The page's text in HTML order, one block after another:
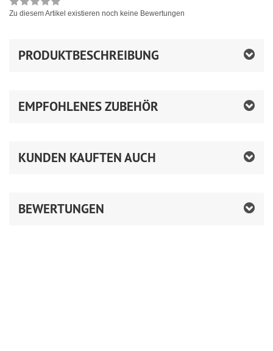
Zu diesem Artikel existieren noch keine Bewertungen
PRODUKTBESCHREIBUNG
EMPFOHLENES ZUBEHÖR
KUNDEN KAUFTEN AUCH
BEWERTUNGEN